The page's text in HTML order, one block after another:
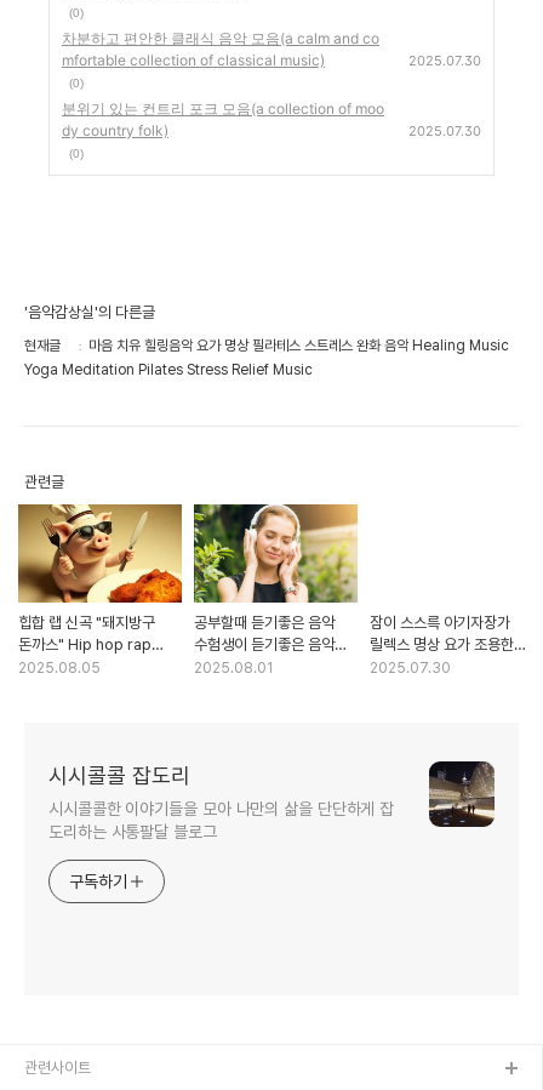
(0)
차분하고 편안한 클래식 음악 모음(a calm and co
mfortable collection of classical music)
(0)
2025.07.30
분위기 있는 컨트리 포크 모음(a collection of moo
dy country folk)
(0)
2025.07.30
'음악감상실'의 다른글
현재글
마음 치유 힐링음악 요가 명상 필라테스 스트레스 완화 음악 Healing Music
Yoga Meditation Pilates Stress Relief Music
관련글
힙합 랩 신곡 "돼지방구
돈까스" Hip hop rap
new song : pig banggu
2025.08.05
공부할때 듣기좋은 음악
수험생이 듣기좋은 음악
(Music that's good to
2025.08.01
잠이 스스륵 아기자장가
릴렉스 명상 요가 조용한
카페 경음악모음(Sleep
2025.07.30
시시콜콜 잡도리
시시콜콜한 이야기들을 모아 나만의 삶을 단단하게 잡
도리하는 사통팔달 블로그
구독하기
관련사이트